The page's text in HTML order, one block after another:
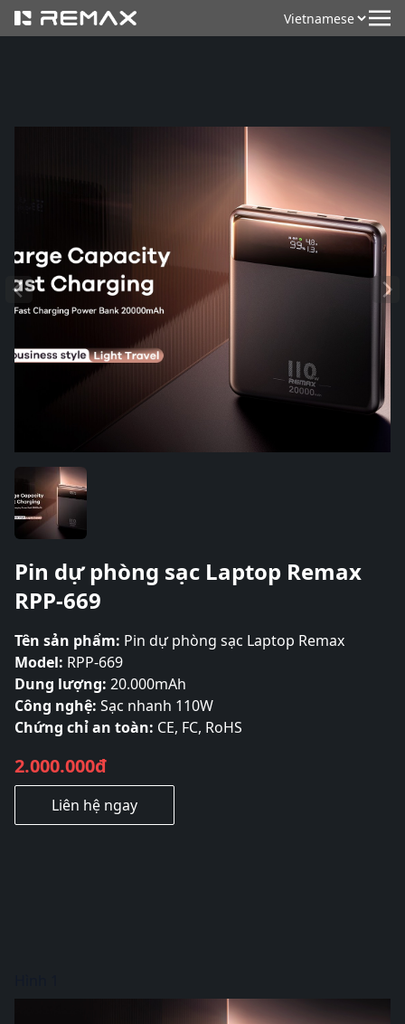
Pin dự phòng sạc Laptop Remax
RPP-669
Tên sản phẩm: Pin dự phòng sạc Laptop Remax
Model: RPP-669
Dung lượng: 20.000mAh
Công nghệ: Sạc nhanh 110W
Chứng chỉ an toàn: CE, FC, RoHS
2.000.000đ
Liên hệ ngay